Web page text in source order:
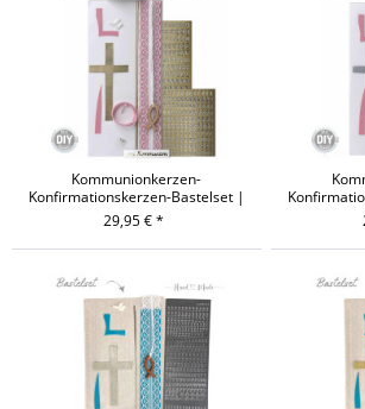
Kommunionkerzen-
Konfirmationskerzen-Bastelset |
Rosa-Gold
29,95 € *